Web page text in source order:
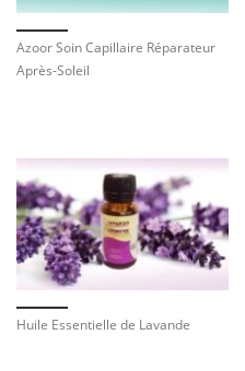
Azoor Soin Capillaire Réparateur
Après-Soleil
Huile Essentielle de Lavande